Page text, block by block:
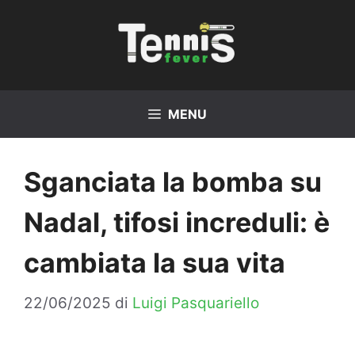
MENU
Sganciata la bomba su
Nadal, tifosi increduli: è
cambiata la sua vita
22/06/2025 di Luigi Pasquariello